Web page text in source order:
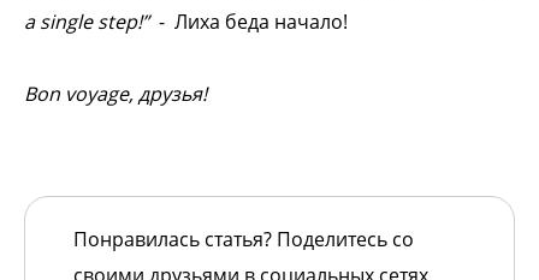
a single step!” - Лиха беда начало!
Bon voyage, друзья!
Понравилась статья? Поделитесь со